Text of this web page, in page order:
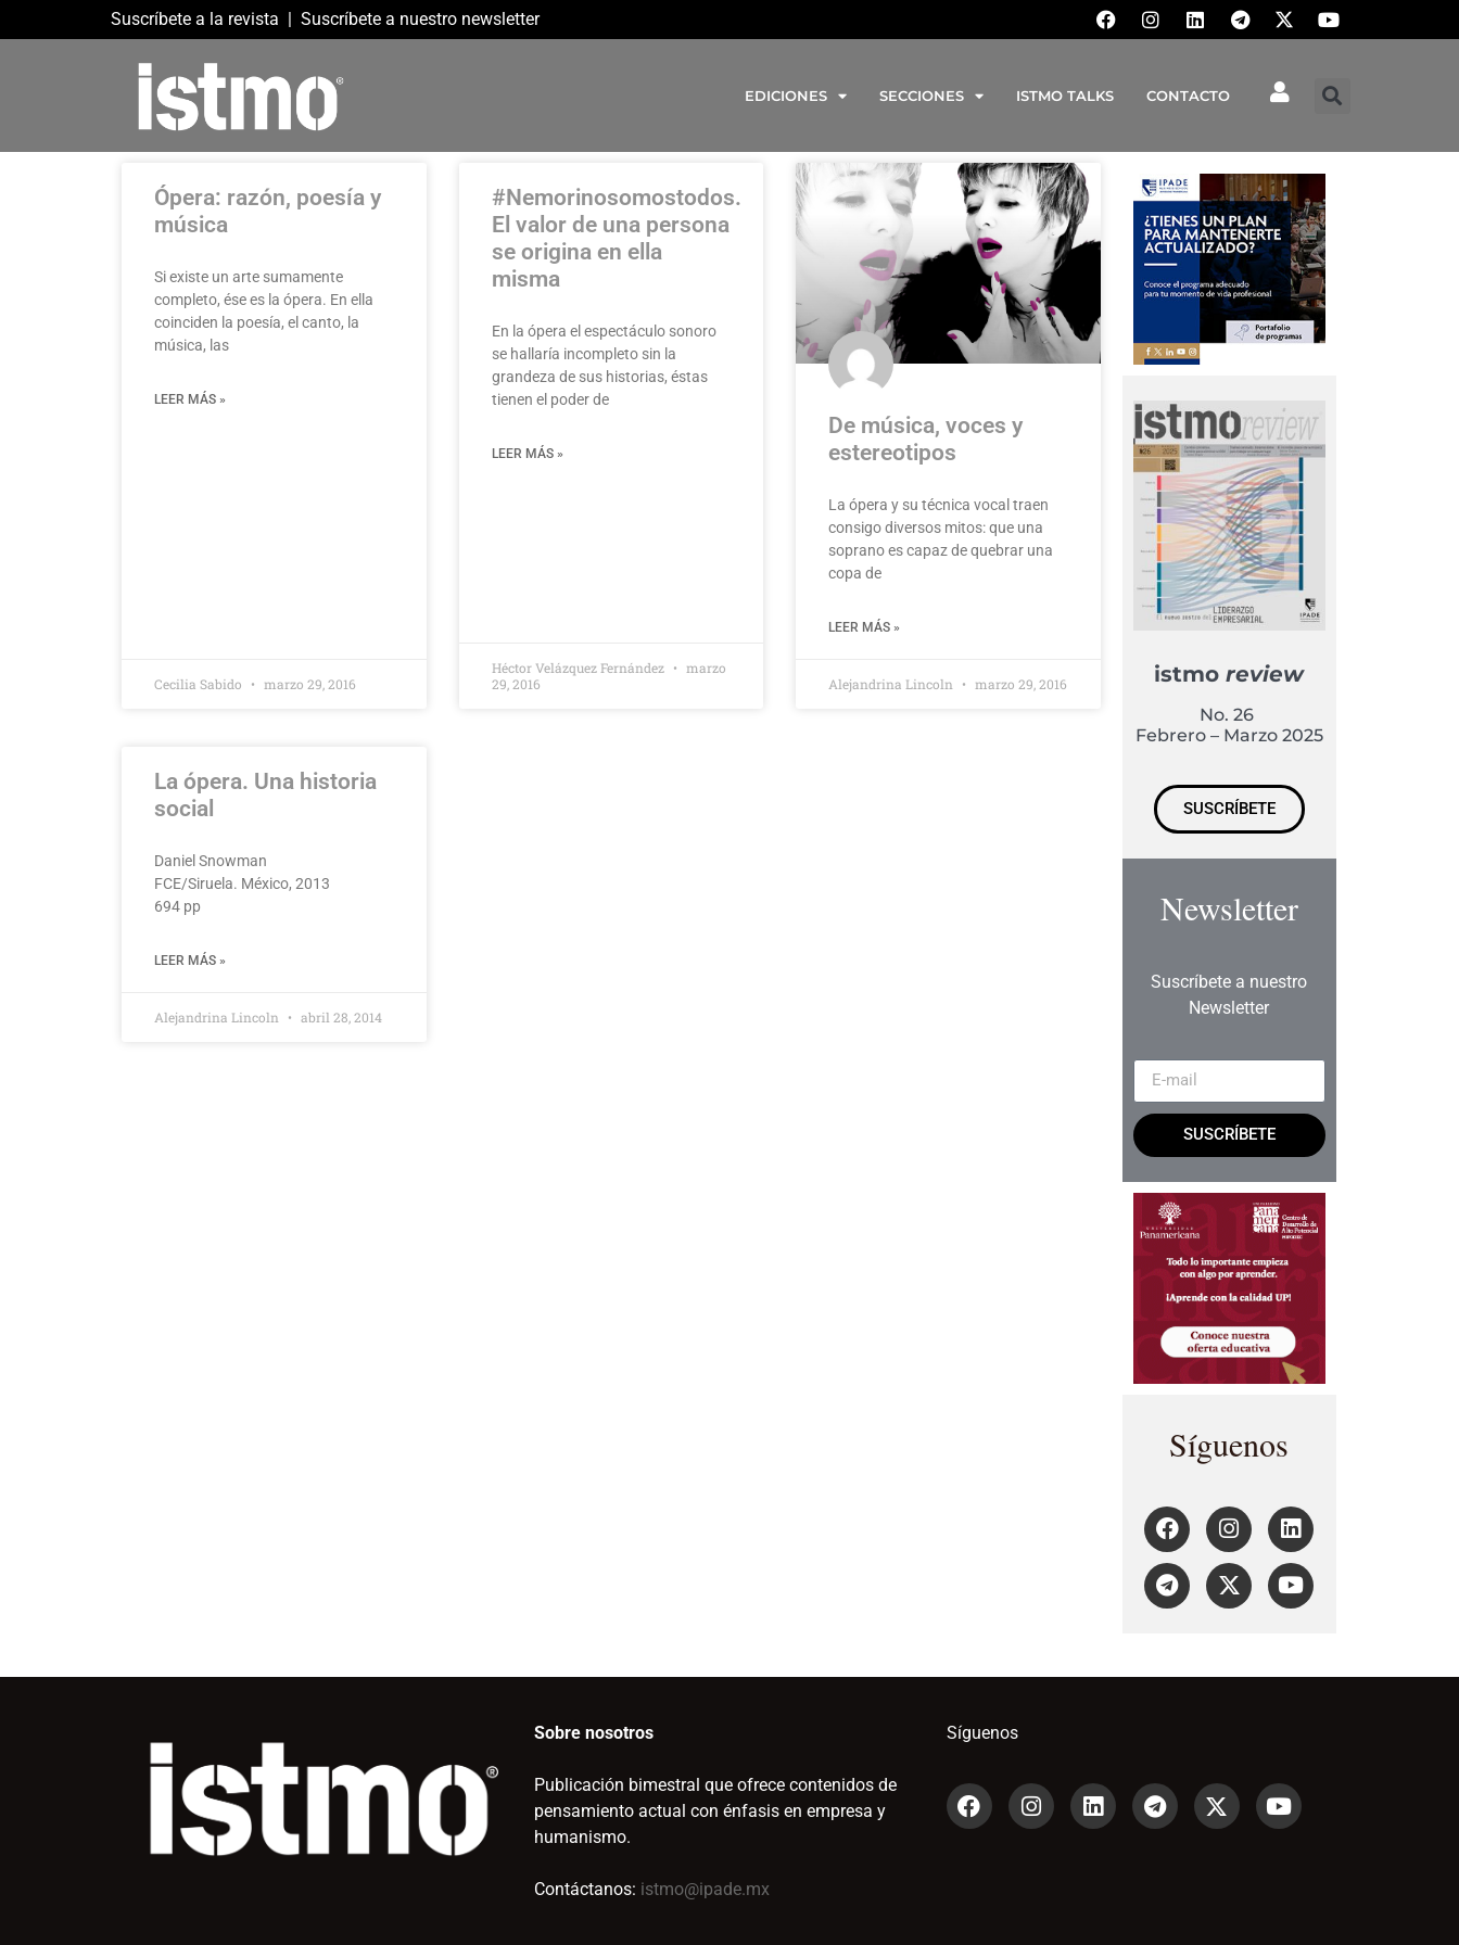
Suscríbete a la revista | Suscríbete a nuestro newsletter
EDICIONES SECCIONES ISTMO TALKS CONTACTO
Ópera: razón, poesía y
música
Si existe un arte sumamente
completo, ése es la ópera. En ella
coinciden la poesía, el canto, la
música, las
LEER MÁS »
Cecilia Sabido marzo 29, 2016
#Nemorinosomostodos.
El valor de una persona
se origina en ella
misma
En la ópera el espectáculo sonoro
se hallaría incompleto sin la
grandeza de sus historias, éstas
tienen el poder de
LEER MÁS »
Héctor Velázquez Fernández
marzo
29, 2016
De música, voces y
estereotipos
La ópera y su técnica vocal traen
consigo diversos mitos: que una
soprano es capaz de quebrar una
copa de
LEER MÁS »
Alejandrina Lincoln marzo 29, 2016
La ópera. Una historia
social
Daniel Snowman
FCE/Siruela. México, 2013
694 pp
LEER MÁS »
Alejandrina Lincoln abril 28, 2014
istmoreview
No. 26
Febrero – Marzo 2025
SUSCRÍBETE
Newsletter
Suscríbete a nuestro
Newsletter
SUSCRÍBETE
Síguenos
Sobre nosotros
Publicación bimestral que ofrece contenidos de
pensamiento actual con énfasis en empresa y
humanismo.
Contáctanos: istmo@ipade.mx
Síguenos